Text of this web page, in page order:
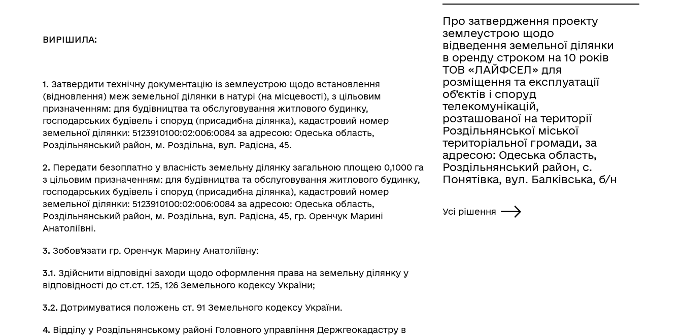
ВИРІШИЛА:
1. Затвердити технічну документацію із землеустрою щодо встановлення
(відновлення) меж земельної ділянки в натурі (на місцевості), з цільовим
призначенням: для будівництва та обслуговування житлового будинку,
господарських будівель і споруд (присадибна ділянка), кадастровий номер
земельної ділянки: 5123910100:02:006:0084 за адресою: Одеська область,
Роздільнянський район, м. Роздільна, вул. Радісна, 45.
2. Передати безоплатно у власність земельну ділянку загальною площею 0,1000 га
з цільовим призначенням: для будівництва та обслуговування житлового будинку,
господарських будівель і споруд (присадибна ділянка), кадастровий номер
земельної ділянки: 5123910100:02:006:0084 за адресою: Одеська область,
Роздільнянський район, м. Роздільна, вул. Радісна, 45, гр. Оренчук Марині
Анатоліївні.
3. Зобов’язати гр. Оренчук Марину Анатоліївну:
3.1. Здійснити відповідні заходи щодо оформлення права на земельну ділянку у
відповідності до ст.ст. 125, 126 Земельного кодексу України;
3.2. Дотримуватися положень ст. 91 Земельного кодексу України.
4. Відділу у Роздільнянському районі Головного управління Держгеокадастру в
Про затвердження проекту
землеустрою щодо
відведення земельної ділянки
в оренду строком на 10 років
ТОВ «ЛАЙФСЕЛ» для
розміщення та експлуатації
об’єктів і споруд
телекомунікацій,
розташованої на території
Роздільнянської міської
територіальної громади, за
адресою: Одеська область,
Роздільнянський район, с.
Понятівка, вул. Балківська, б/н
Усі рішення